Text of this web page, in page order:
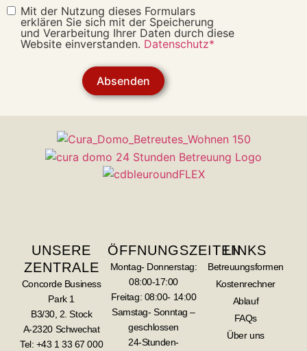
Mit der Nutzung dieses Formulars
erklären Sie sich mit der Speicherung
und Verarbeitung Ihrer Daten durch diese
Website einverstanden. Datenschutz*
Absenden
UNSERE
ZENTRALE
Concorde Business
Park 1
B3/30, 2. Stock
A-2320 Schwechat
Tel: +43 1 33 67 000
ÖFFNUNGSZEITEN
Montag- Donnerstag:
08:00-17:00
Freitag: 08:00- 14:00
Samstag- Sonntag –
geschlossen
24-Stunden-
LINKS
Betreuungsformen
Kostenrechner
Ablauf
FAQs
Über uns